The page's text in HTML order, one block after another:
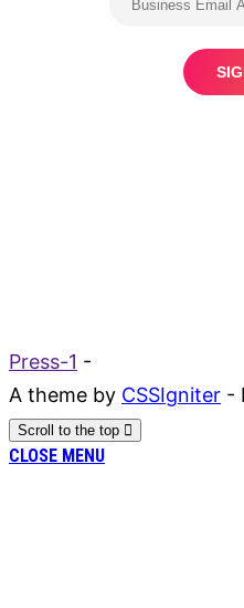
Press-1 -
A theme by CSSIgniter -
Scroll to the top
CLOSE MENU